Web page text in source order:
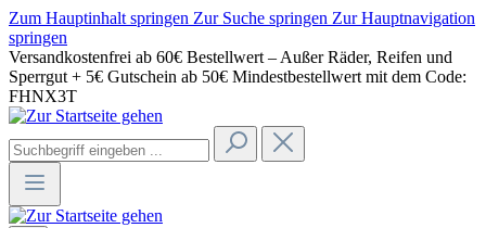
Zum Hauptinhalt springen Zur Suche springen Zur Hauptnavigation
springen
Versandkostenfrei ab 60€ Bestellwert – Außer Räder, Reifen und
Sperrgut + 5€ Gutschein ab 50€ Mindestbestellwert mit dem Code:
FHNX3T